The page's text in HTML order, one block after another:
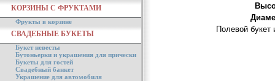
КОРЗИНЫ С ФРУКТАМИ
Фрукты в корзине
СВАДЕБНЫЕ БУКЕТЫ
Букет невесты
Бутоньерки и украшения для прически
Букеты для гостей
Свадебный банкет
Украшение для автомобиля
Полевой букет